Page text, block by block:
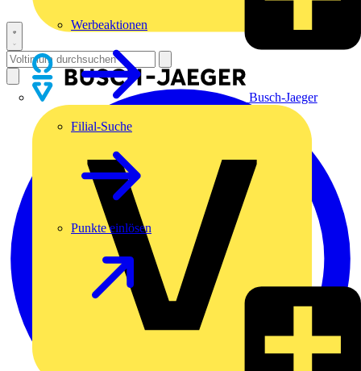
Busch-Jaeger
Werbeaktionen
Filial-Suche
Punkte einlösen